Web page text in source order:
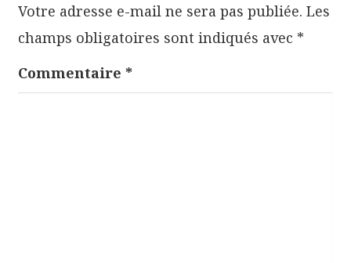
o
n
d
e
Votre adresse e-mail ne sera pas publiée. Les
champs obligatoires sont indiqués avec *
Commentaire *